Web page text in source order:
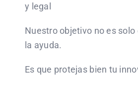
y legal
Nuestro objetivo no es solo
la ayuda.
Es que protejas bien tu